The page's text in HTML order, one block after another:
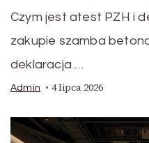
Czym jest atest PZH i
zakupie szamba
deklaracja …
Admin 4 lipca 2026